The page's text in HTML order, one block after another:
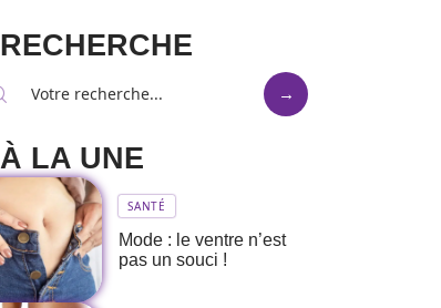
RECHERCHE
À LA UNE
SANTÉ
Mode : le ventre n’est
pas un souci !